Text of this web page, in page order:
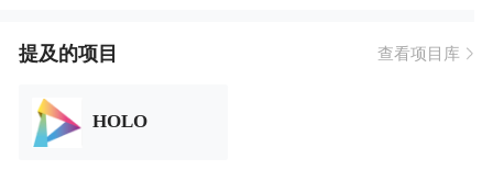
提及的项目 查看项目库
HOLO